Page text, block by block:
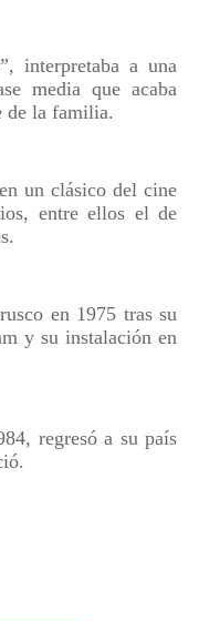
interpretaba a una
media que acaba
de la familia.
un clásico del cine
entre ellos el de
en 1975 tras su
y su instalación en
regresó a su país